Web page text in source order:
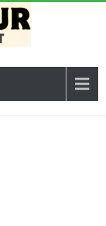
Nakliyat, İş
Yeri Taşıma,